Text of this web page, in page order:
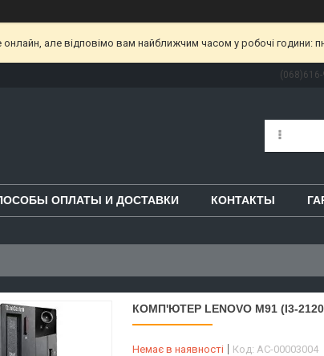
але відповімо вам найближчим часом у робочі години:
ОПЛАТЫ И ДОСТАВКИ КОНТАКТЫ
КОМП'ЮТЕР LENOVO M91 (I3-
Немає в наявності Код: AC-00003004